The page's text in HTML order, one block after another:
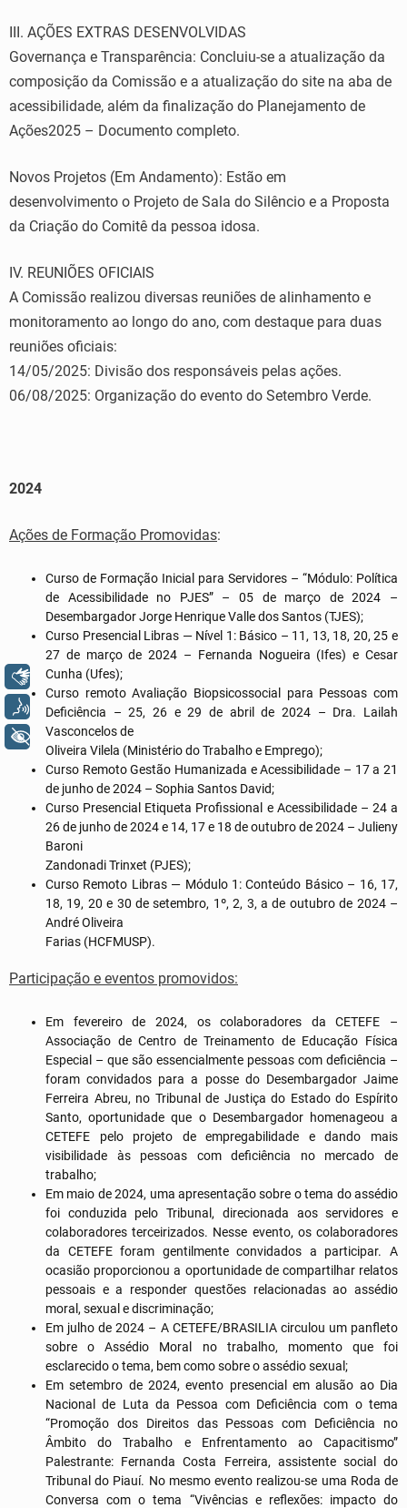
III. AÇÕES EXTRAS DESENVOLVIDAS
Governança e Transparência: Concluiu-se a atualização da
composição da Comissão e a atualização do site na aba de
acessibilidade, além da finalização do Planejamento de
Ações2025 – Documento completo.
Novos Projetos (Em Andamento): Estão em
desenvolvimento o Projeto de Sala do Silêncio e a Proposta
da Criação do Comitê da pessoa idosa.
IV. REUNIÕES OFICIAIS
A Comissão realizou diversas reuniões de alinhamento e
monitoramento ao longo do ano, com destaque para duas
reuniões oficiais:
14/05/2025: Divisão dos responsáveis pelas ações.
06/08/2025: Organização do evento do Setembro Verde.
2024
Ações de Formação Promovidas:
Curso de Formação Inicial para Servidores – “Módulo: Política
de Acessibilidade no PJES” – 05 de março de 2024 –
Desembargador Jorge Henrique Valle dos Santos (TJES);
Curso Presencial Libras — Nível 1: Básico – 11, 13, 18, 20, 25 e
27 de março de 2024 – Fernanda Nogueira (Ifes) e Cesar
Cunha (Ufes);
Curso remoto Avaliação Biopsicossocial para Pessoas com
Deficiência – 25, 26 e 29 de abril de 2024 – Dra. Lailah
Vasconcelos de
Oliveira Vilela (Ministério do Trabalho e Emprego);
Curso Remoto Gestão Humanizada e Acessibilidade – 17 a 21
de junho de 2024 – Sophia Santos David;
Curso Presencial Etiqueta Profissional e Acessibilidade – 24 a
26 de junho de 2024 e 14, 17 e 18 de outubro de 2024 – Julieny
Baroni
Zandonadi Trinxet (PJES);
Curso Remoto Libras — Módulo 1: Conteúdo Básico – 16, 17,
18, 19, 20 e 30 de setembro, 1º, 2, 3, a de outubro de 2024 –
André Oliveira
Farias (HCFMUSP).
Participação e eventos promovidos:
Em fevereiro de 2024, os colaboradores da CETEFE –
Associação de Centro de Treinamento de Educação Física
Especial – que são essencialmente pessoas com deficiência –
foram convidados para a posse do Desembargador Jaime
Ferreira Abreu, no Tribunal de Justiça do Estado do Espírito
Santo, oportunidade que o Desembargador homenageou a
CETEFE pelo projeto de empregabilidade e dando mais
visibilidade às pessoas com deficiência no mercado de
trabalho;
Em maio de 2024, uma apresentação sobre o tema do assédio
foi conduzida pelo Tribunal, direcionada aos servidores e
colaboradores terceirizados. Nesse evento, os colaboradores
da CETEFE foram gentilmente convidados a participar. A
ocasião proporcionou a oportunidade de compartilhar relatos
pessoais e a responder questões relacionadas ao assédio
moral, sexual e discriminação;
Em julho de 2024 – A CETEFE/BRASILIA circulou um panfleto
sobre o Assédio Moral no trabalho, momento que foi
esclarecido o tema, bem como sobre o assédio sexual;
Em setembro de 2024, evento presencial em alusão ao Dia
Nacional de Luta da Pessoa com Deficiência com o tema
“Promoção dos Direitos das Pessoas com Deficiência no
Âmbito do Trabalho e Enfrentamento ao Capacitismo”
Palestrante: Fernanda Costa Ferreira, assistente social do
Tribunal do Piauí. No mesmo evento realizou-se uma Roda de
Conversa com o tema “Vivências e reflexões: impacto do
Libras
Voz
+ Acessibilidade